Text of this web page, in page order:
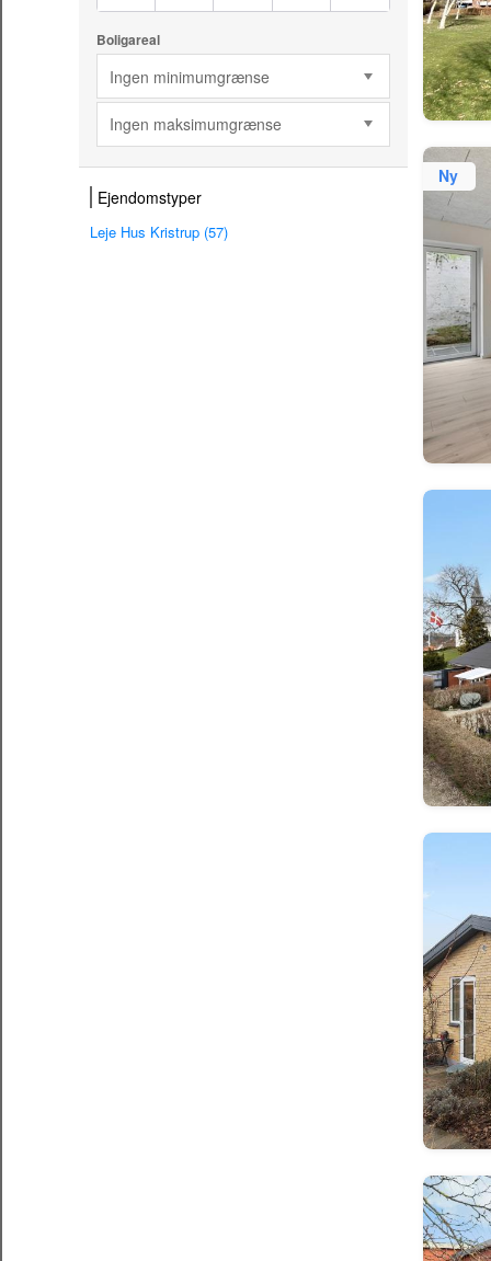
Boligareal
Ingen minimumgrænse
Ingen maksimumgrænse
Ejendomstyper
Leje Hus Kristrup (57)
Ny